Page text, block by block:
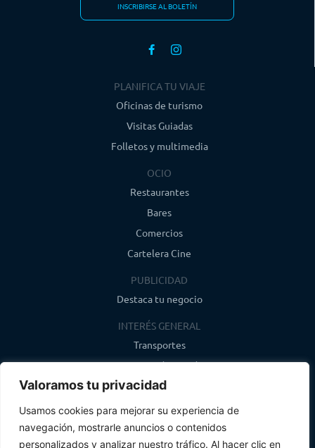
Valoramos tu privacidad
Usamos cookies para mejorar su experiencia de
navegación, mostrarle anuncios o contenidos
personalizados y analizar nuestro tráfico. Al hacer clic en
INSCRIBIRSE AL BOLETÍN
PLANIFICA TU VIAJE
Oficinas de turismo
Visitas Guiadas
Folletos y multimedia
OCIO
Restaurantes
Bares
Comercios
Cartelera Cine
PUBLICIDAD
Destaca tu negocio
INTERÉS GENERAL
Transportes
Farmacias de guardia
Canal de WhatsApp
Último boletín